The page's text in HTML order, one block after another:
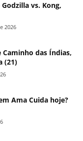
vs. Kong,
2026
das Índias,
(21)
Ama Cuida hoje?